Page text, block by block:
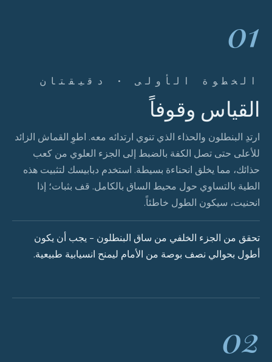
01
الخطوة الأولى · دقيقتان
القياس وقوفاً
ارتدِ البنطلون والحذاء الذي تنوي ارتدائه معه. اطوِ القماش الزائد
للأعلى حتى تصل الكفة بالضبط إلى الجزء العلوي من كعب
حذائك، مما يخلق انحناءة بسيطة. استخدم دبابيسك لتثبيت هذه
الطية بالتساوي حول محيط الساق بالكامل. قف بثبات؛ إذا
انحنيت، سيكون الطول خاطئاً.
تحقق من الجزء الخلفي من ساق البنطلون - يجب أن يكون
أطول بحوالي نصف بوصة من الأمام ليمنح انسيابية طبيعية.
02